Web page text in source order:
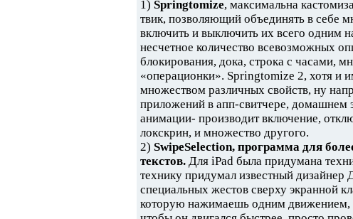
1) Springtomize, максимальна
твик, позволяющий объединять в себе
включить и выключить их всего одним
несчетное количество всевозможных
блокирования, дока, строка с часами,
«операционки». Springtomize 2, хотя и
множеством различных свойств, ну
приложений в апп-свитчере, домашнем
анимации- производит включение,
локскрин, и множество другого.
2) SwipeSelection, программа для
текстов. Для iPad была придумана
технику придумал известный дизайнер
специальных жестов сверху экранной
которую нажимаешь одним движением,